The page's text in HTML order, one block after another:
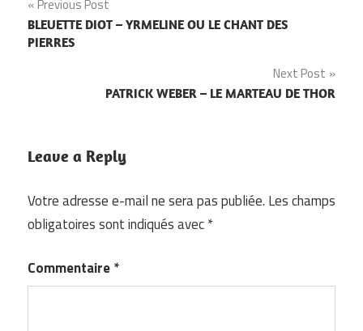
Navigation
de
Previous Post
BLEUETTE DIOT – YRMELINE OU LE CHANT DES
PIERRES
Next Post
PATRICK WEBER – LE MARTEAU DE THOR
Leave a Reply
Votre adresse e-mail ne sera pas publiée. Les champs
obligatoires sont indiqués avec*
Commentaire*